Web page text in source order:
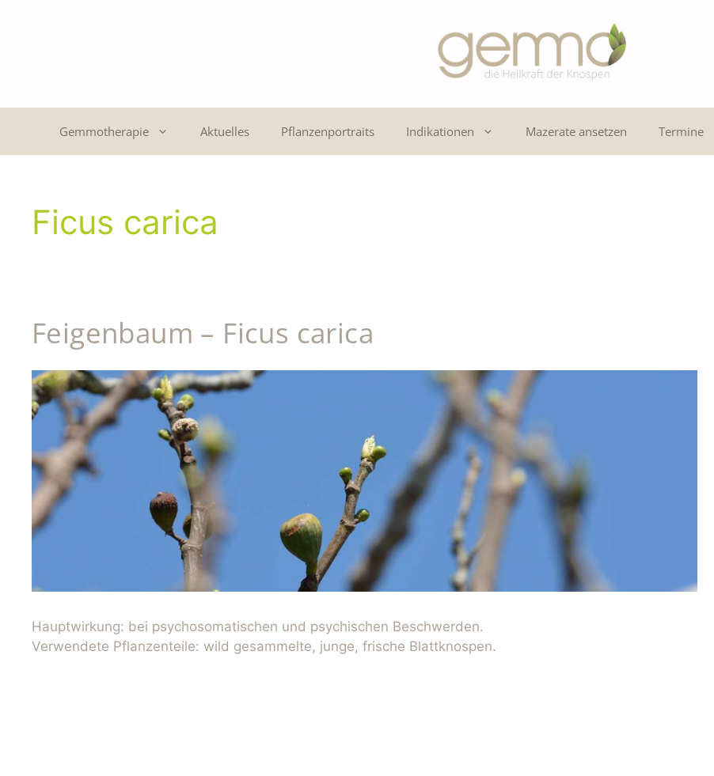
Gemmotherapie Aktuelles Pflanzenportraits Indikationen Mazerate ansetzen Termine
Ficus carica
Feigenbaum – Ficus carica
Hauptwirkung: bei psychosomatischen und psychischen Beschwerden.
Verwendete Pflanzenteile: wild gesammelte, junge, frische Blattknospen.